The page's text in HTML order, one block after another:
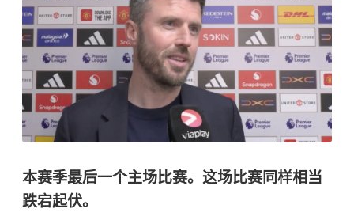
本赛季最后一个主场比赛。这场比赛同样相当
跌宕起伏。